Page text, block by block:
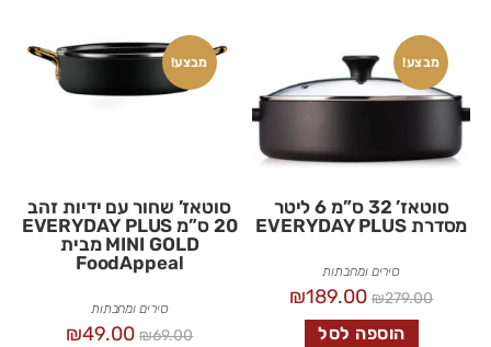
מבצע!
סוטאז’ 32 ס”מ 6 ליטר
מסדרת EVERYDAY PLUS
סירים ומחבתות
₪279.00
₪189.00
הוספה לסל
מבצע!
סוטאז’ שחור עם ידיות זהב
20 ס”מ EVERYDAY PLUS
MINI GOLD מבית
FoodAppeal
סירים ומחבתות
₪69.00
₪49.00